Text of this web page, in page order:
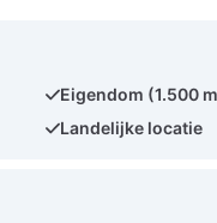
Eigendom (1.500
Landelijke locatie